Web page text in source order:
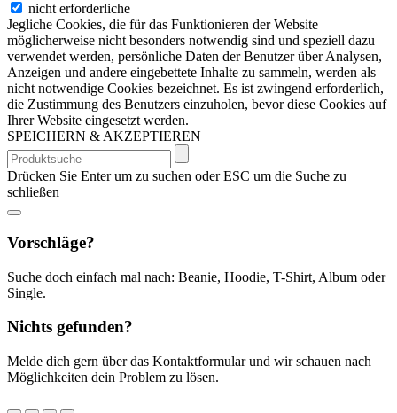
nicht erforderliche
Jegliche Cookies, die für das Funktionieren der Website
möglicherweise nicht besonders notwendig sind und speziell dazu
verwendet werden, persönliche Daten der Benutzer über Analysen,
Anzeigen und andere eingebettete Inhalte zu sammeln, werden als
nicht notwendige Cookies bezeichnet. Es ist zwingend erforderlich,
die Zustimmung des Benutzers einzuholen, bevor diese Cookies auf
Ihrer Website eingesetzt werden.
SPEICHERN & AKZEPTIEREN
Suchen
nach:
Drücken Sie Enter um zu suchen oder ESC um die Suche zu
schließen
Vorschläge?
Suche doch einfach mal nach: Beanie, Hoodie, T-Shirt, Album oder
Single.
Nichts gefunden?
Melde dich gern über das Kontaktformular und wir schauen nach
Möglichkeiten dein Problem zu lösen.